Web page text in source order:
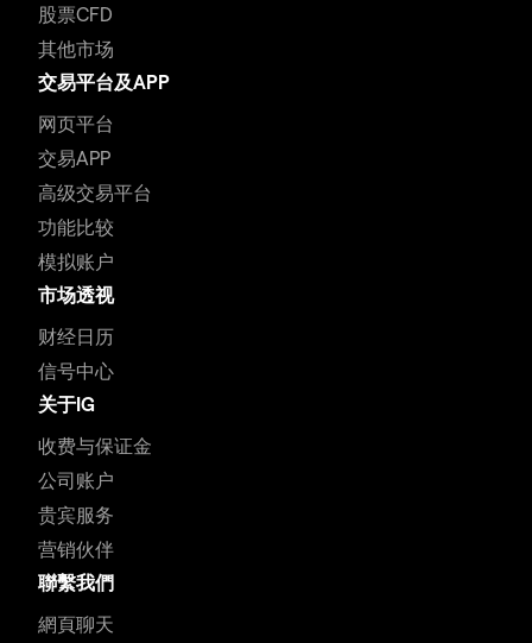
股票CFD
其他市场
交易平台及APP
网页平台
交易APP
高级交易平台
功能比较
模拟账户
市场透视
财经日历
信号中心
关于IG
收费与保证金
公司账户
贵宾服务
营销伙伴
聯繫我們
網頁聊天